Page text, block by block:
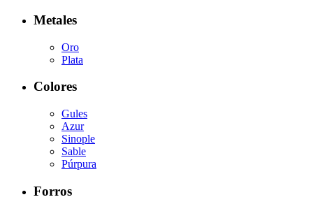
Metales
Oro
Plata
Colores
Gules
Azur
Sinople
Sable
Púrpura
Forros